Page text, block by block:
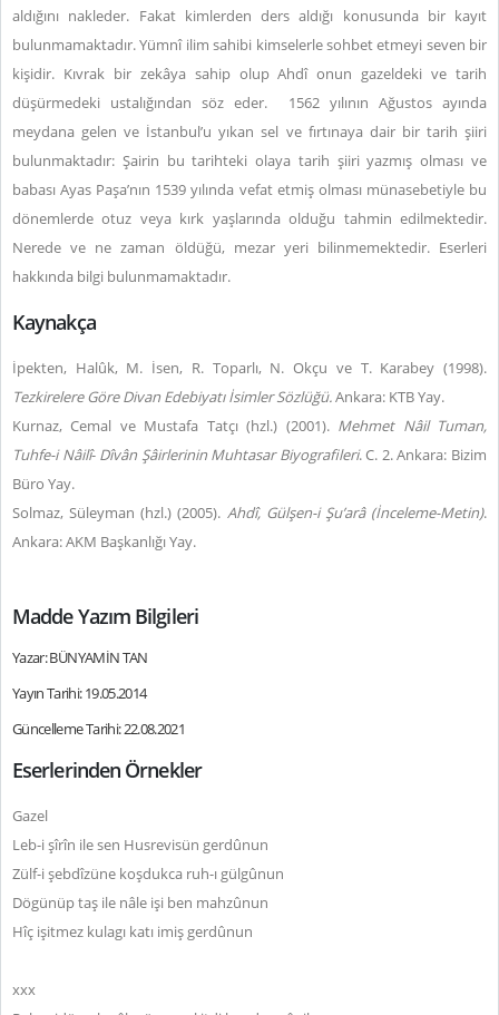
aldığını nakleder. Fakat kimlerden ders aldığı konusunda bir kayıt
bulunmamaktadır. Yümnî ilim sahibi kimselerle sohbet etmeyi seven bir
kişidir. Kıvrak bir zekâya sahip olup Ahdî onun gazeldeki ve tarih
düşürmedeki ustalığından söz eder. 1562 yılının Ağustos ayında
meydana gelen ve İstanbul’u yıkan sel ve fırtınaya dair bir tarih şiiri
bulunmaktadır: Şairin bu tarihteki olaya tarih şiiri yazmış olması ve
babası Ayas Paşa’nın 1539 yılında vefat etmiş olması münasebetiyle bu
dönemlerde otuz veya kırk yaşlarında olduğu tahmin edilmektedir.
Nerede ve ne zaman öldüğü, mezar yeri bilinmemektedir. Eserleri
hakkında bilgi bulunmamaktadır.
Kaynakça
İpekten, Halûk, M. İsen, R. Toparlı, N. Okçu ve T. Karabey (1998).
Tezkirelere Göre Divan Edebiyatı İsimler Sözlüğü.Ankara: KTB Yay.
Kurnaz, Cemal ve Mustafa Tatçı (hzl.) (2001). Mehmet Nâil Tuman,
Tuhfe-i Nâilî- Dîvân Şâirlerinin Muhtasar Biyografileri. C. 2. Ankara: Bizim
Büro Yay.
Solmaz, Süleyman (hzl.) (2005). Ahdî, Gülşen-i Şu’arâ(İnceleme-Metin).
Ankara: AKM Başkanlığı Yay.
Madde Yazım Bilgileri
Yazar: BÜNYAMİN TAN
Yayın Tarihi: 19.05.2014
Güncelleme Tarihi: 22.08.2021
Eserlerinden Örnekler
Gazel
Leb-i şîrîn ile sen Husrevisün gerdûnun
Zülf-i şebdîzüne koşdukca ruh-ı gülgûnun
Dögünüp taş ile nâle işi ben mahzûnun
Hîç işitmez kulagı katı imiş gerdûnun
xxx